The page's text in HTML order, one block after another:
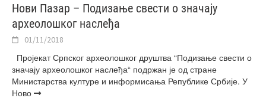
Нови Пазар – Подизање свести о значају
археолошког наслеђа
01/11/2018
Пројекат Српског археолошког друштва “Подизање свести о
значају археолошког наслеђа“ подржан је од стране
Министарства културе и информисања Републике Србије. У
Ново